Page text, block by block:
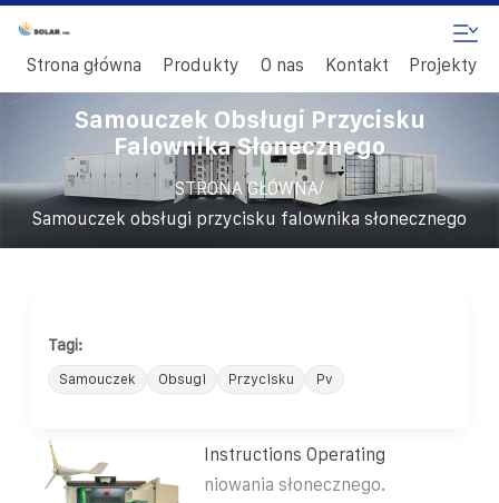
Strona główna Produkty O nas Kontakt Projekty
Samouczek Obsługi Przycisku
Falownika Słonecznego
STRONA GŁÓWNA/
Samouczek obsługi przycisku falownika słonecznego
Tagi:
Samouczek Obsugi Przycisku Pv
Instructions Operating
niowania słonecznego.